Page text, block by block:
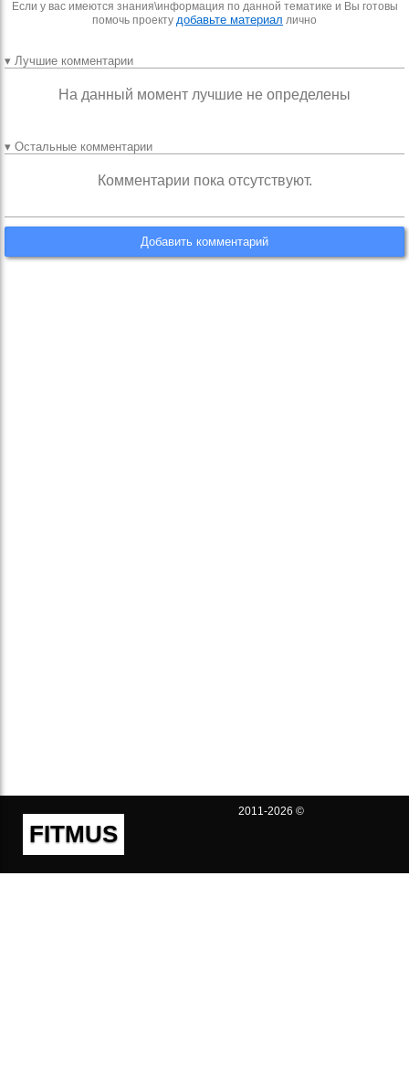
Если у вас имеются знания\информация по данной тематике и Вы готовы
помочь проекту добавьте материал лично
▾ Лучшие комментарии
На данный момент лучшие не определены
▾ Остальные комментарии
Комментарии пока отсутствуют.
Добавить комментарий
FITMUS
2011-2026 ©